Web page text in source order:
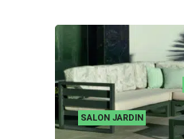
SALON JARDIN